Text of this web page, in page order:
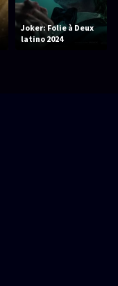
Joker: Folie à Deux
latino 2024